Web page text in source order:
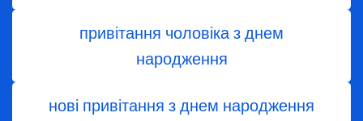
привітання чоловіка з днем
народження
нові привітання з днем народження